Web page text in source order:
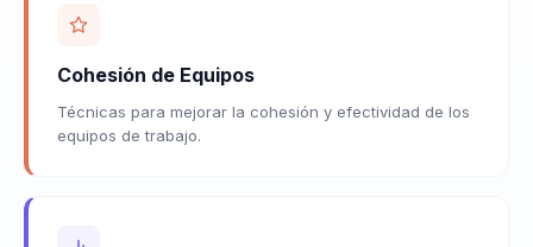
Cohesión de Equipos
Técnicas para mejorar la cohesión y efectividad de los
equipos de trabajo.